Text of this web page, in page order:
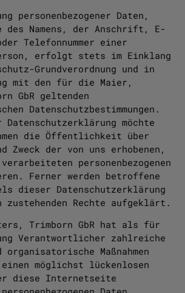
personenbezogener Daten,
des Namens, der Anschrift, E-
Telefonnummer einer
erfolgt stets im Einklang
Grundverordnung und in
mit den für die Maier,
GbR geltenden
Datenschutzbestimmungen.
möchte
die Öffentlichkeit über
Zweck der von uns erhobenen,
personenbezogenen
Ferner werden betroffene
dieser Datenschutzerklärung
Rechte aufgeklärt.
Trimborn GbR hat als für
Verantwortlicher zahlreiche
Maßnahmen
einen möglichst lückenlosen
diese Internetseite